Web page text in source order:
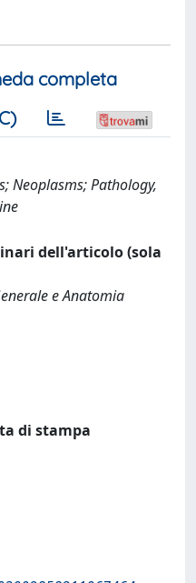
completa
Neoplasms; Pathology,
dell'articolo (sola
e Anatomia
di stampa